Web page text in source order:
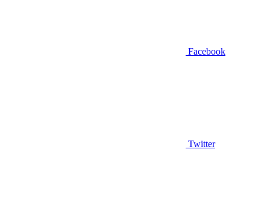
Facebook
Twitter